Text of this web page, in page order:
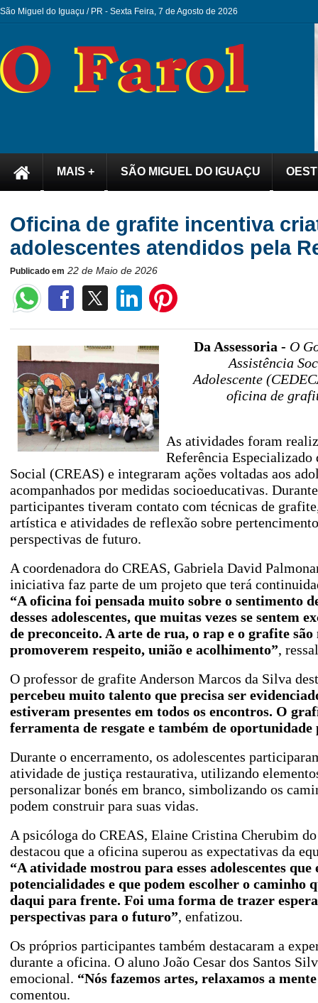
São Miguel do Iguaçu / PR - Sexta Feira, 7 de Agosto de 2026
MAIS + SÃO MIGUEL DO IGUAÇU
Oficina de grafite incentiva
adolescentes atendidos pela
Publicado em 22 de Maio de 2026
Da Assessoria - O
Assistência
Adolescente
oficina de
As atividades foram
Referência Especializado
Social (CREAS) e integraram ações voltadas aos
acompanhados por medidas socioeducativas.
participantes tiveram contato com técnicas de
artística e atividades de reflexão sobre
perspectivas de futuro.
A coordenadora do CREAS, Gabriela David
iniciativa faz parte de um projeto que terá
“A oficina foi pensada muito sobre o sentimento
desses adolescentes, que muitas vezes se sentem
de preconceito. A arte de rua, o rap e o grafite
promoverem respeito, união e acolhimento”,
O professor de grafite Anderson Marcos da Silva
percebeu muito talento que precisa ser
estiveram presentes em todos os encontros. O
ferramenta de resgate e também de
Durante o encerramento, os adolescentes
atividade de justiça restaurativa, utilizando
personalizar bonés em branco, simbolizando os
podem construir para suas vidas.
A psicóloga do CREAS, Elaine Cristina Cherubim
destacou que a oficina superou as expectativas da
“A atividade mostrou para esses adolescentes que
potencialidades e que podem escolher o caminho
daqui para frente. Foi uma forma de trazer
perspectivas para o futuro”, enfatizou.
Os próprios participantes também destacaram a
durante a oficina. O aluno João Cesar dos Santos
emocional. “Nós fazemos artes, relaxamos a
comentou.